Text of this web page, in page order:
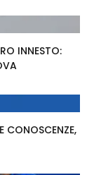
INNESTO:
CONOSCENZE,